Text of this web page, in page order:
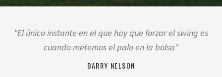
"El único instante en el que hay que forzar el swing es
cuando metemos el palo en la bolsa"
BARRY NELSON